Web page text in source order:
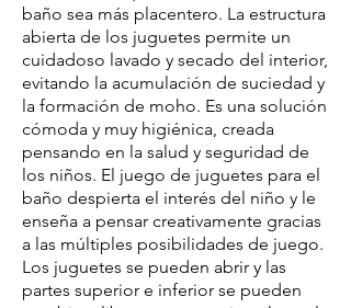
baño sea más placentero. La estructura
abierta de los juguetes permite un
cuidadoso lavado y secado del interior,
evitando la acumulación de suciedad y
la formación de moho. Es una solución
cómoda y muy higiénica, creada
pensando en la salud y seguridad de
los niños. El juego de juguetes para el
baño despierta el interés del niño y le
enseña a pensar creativamente gracias
a las múltiples posibilidades de juego.
Los juguetes se pueden abrir y las
partes superior e inferior se pueden